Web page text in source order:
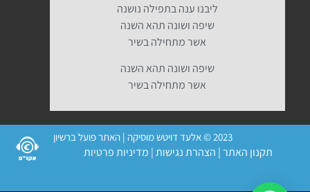
ליבנו ענה בתפילה נושנה
שיפה ושונה תהא השנה
אשר מתחילה בשיר
שיפה ושונה תהא השנה
אשר מתחילה בשיר
2023 © אלעד דויטש מוסיקה | האתר פועל ברשיון
תקנון האתר| הצהרת נגישות| מדיניות פרטיות